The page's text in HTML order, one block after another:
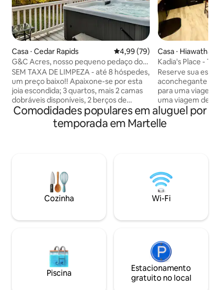
Casa ⋅ Cedar Rapids 4,99 de uma avaliação média
4,99 (79)
G&C Acres, nosso pequeno pedaço do
céu em Iowa
SEM TAXA DE LIMPEZA - até 8 hóspedes,
um preço baixo!! Apaixone-se por esta
joia escondida; 3 quartos, mais 2 camas
dobráveis disponíveis, 2 berços de
tamanho normal e 2 banheiros e 1
lavabo! Banheira de hidromassagem,
varanda, lareira, fogueira e 21 milhas de
e relaxe na banheira de hidromassagem.
Jogue pebolim, pingue-pongue e jogos
de tabuleiro na garagem; ou assista a um
filme perto da lareira a gás! Confira
também!
Casa ⋅ Hiawatha
Kadia's Place -
mais
Reserve sua
aconchegante e
para uma viagem
uma viagem de
dispõe de uma
entretenimento.
passos da I-380,
turísticos locais:
Alliant Energy
Theatre, Game
Complex e
hoje!
Comodidades populares em aluguel por
temporada em Martelle
Cozinha Wi-Fi
Piscina
Estacionamento
gratuito no local